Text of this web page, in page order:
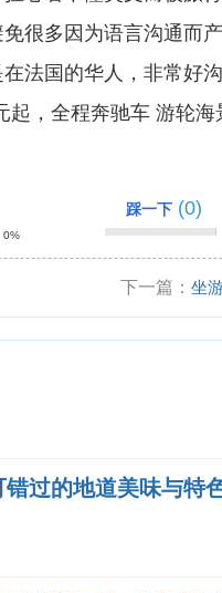
很多因为语言沟通而
法国的华人，非常好
起，全程奔驰车 游轮
0%
踩一下 (0)
下一篇：坐
过的地道美味与特